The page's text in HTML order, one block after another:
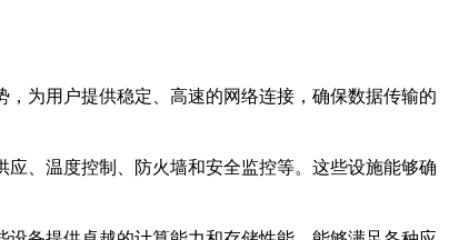
为用户提供稳定、高速的网络连接，确保数据传输的
、温度控制、防火墙和安全监控等。这些设施能够确